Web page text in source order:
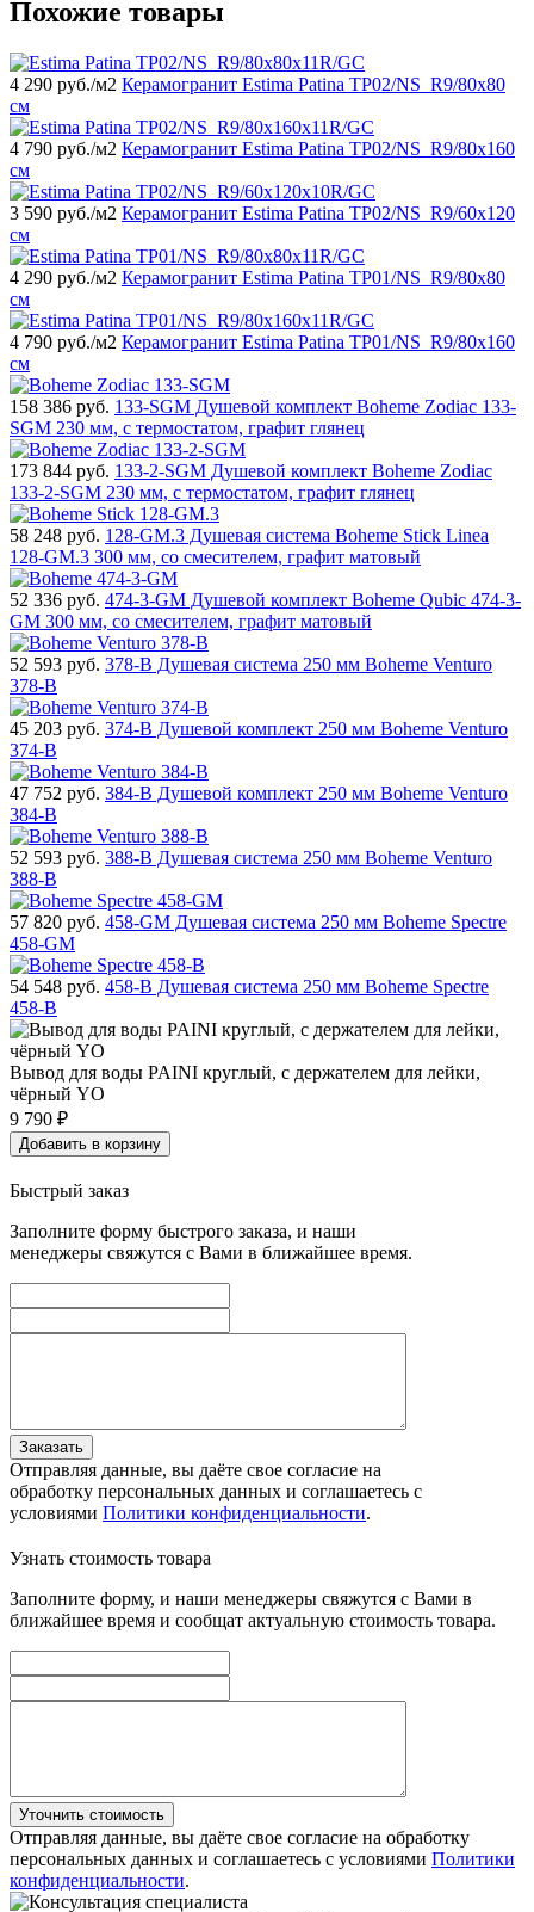
Похожие товары
4 290 руб./м2 Керамогранит Estima Patina TP02/NS_R9/80x80
см
4 790 руб./м2 Керамогранит Estima Patina TP02/NS_R9/80x160
см
3 590 руб./м2 Керамогранит Estima Patina TP02/NS_R9/60x120
см
4 290 руб./м2 Керамогранит Estima Patina TP01/NS_R9/80x80
см
4 790 руб./м2 Керамогранит Estima Patina TP01/NS_R9/80x160
см
158 386 руб. 133-SGM Душевой комплект Boheme Zodiac 133-
SGM 230 мм, с термостатом, графит глянец
173 844 руб. 133-2-SGM Душевой комплект Boheme Zodiac
133-2-SGM 230 мм, с термостатом, графит глянец
58 248 руб. 128-GM.3 Душевая система Boheme Stick Linea
128-GM.3 300 мм, со смесителем, графит матовый
52 336 руб. 474-3-GM Душевой комплект Boheme Qubic 474-3-
GM 300 мм, со смесителем, графит матовый
52 593 руб. 378-B Душевая система 250 мм Boheme Venturo
378-B
45 203 руб. 374-B Душевой комплект 250 мм Boheme Venturo
374-B
47 752 руб. 384-B Душевой комплект 250 мм Boheme Venturo
384-B
52 593 руб. 388-B Душевая система 250 мм Boheme Venturo
388-B
57 820 руб. 458-GM Душевая система 250 мм Boheme Spectre
458-GM
54 548 руб. 458-B Душевая система 250 мм Boheme Spectre
458-B
Вывод для воды PAINI круглый, с держателем для лейки,
чёрный YO
9 790 ₽
Добавить в корзину
Быстрый заказ
Заполните форму быстрого заказа, и наши
менеджеры свяжутся с Вами в ближайшее время.
Заказать
Отправляя данные, вы даёте свое согласие на
обработку персональных данных и соглашаетесь с
условиями Политики конфиденциальности.
Узнать стоимость товара
Заполните форму, и наши менеджеры свяжутся с Вами в
ближайшее время и сообщат актуальную стоимость товара.
Уточнить стоимость
Отправляя данные, вы даёте свое согласие на обработку
персональных данных и соглашаетесь с условиями Политики
конфиденциальности.